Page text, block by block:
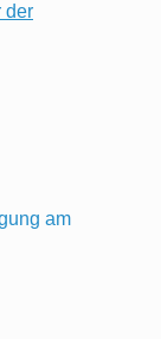
der
am